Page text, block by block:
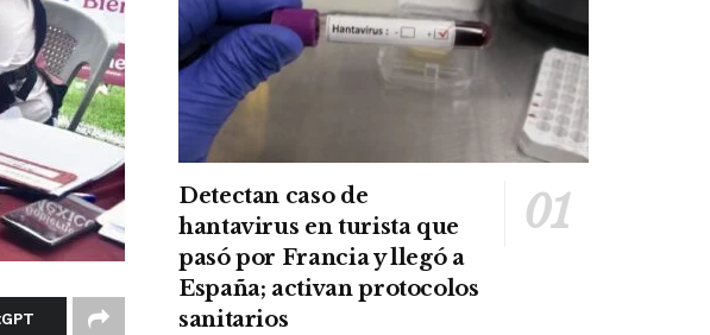
Detectan caso de
hantavirus en turista que
pasó por Francia y llegó a
España; activan protocolos
sanitarios